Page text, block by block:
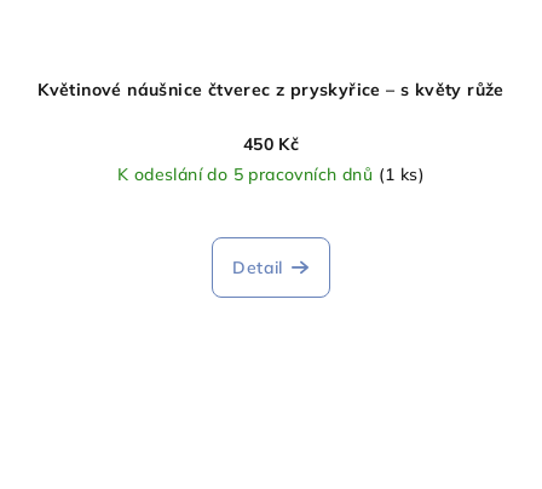
Květinové náušnice čtverec z pryskyřice – s květy růže
450 Kč
K odeslání do 5 pracovních dnů (1 ks)
Detail